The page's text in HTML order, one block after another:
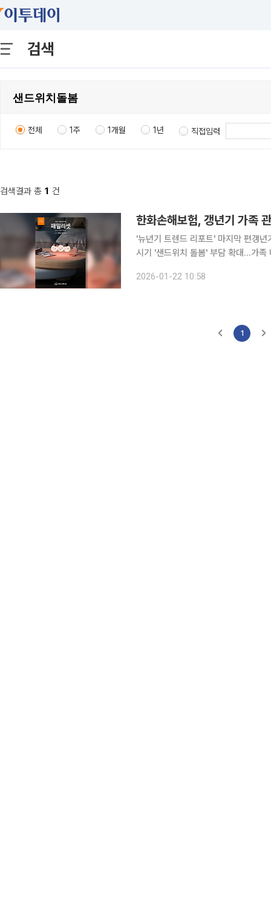
검색
전체 1주 1개월 1년 직접입력
검색결과 총 1 건
한화손해보험, 갱년기 가족
'뉴년기 트렌드 리포트' 마지막 편갱
시기 '샌드위치 돌봄' 부담 확대…가족 내 역할 변화 확인 한화손
트’ 시리즈의 마지막 편인 ‘패밀리셋
2026-01-22 10:58
1